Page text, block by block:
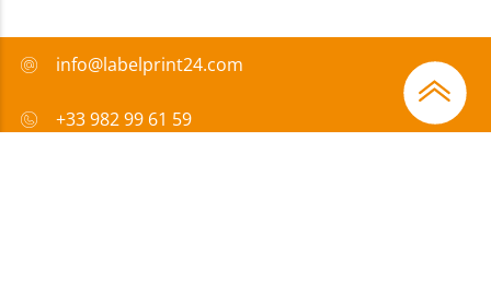
info@labelprint24.com
+33 982 99 61 59